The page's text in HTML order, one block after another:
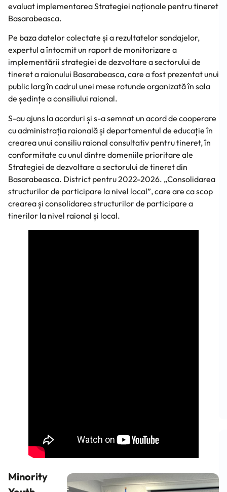
evaluat implementarea Strategiei naționale pentru tineret
Basarabeasca.
Pe baza datelor colectate și a rezultatelor sondajelor,
expertul a întocmit un raport de monitorizare a
implementării strategiei de dezvoltare a sectorului de
tineret a raionului Basarabeasca, care a fost prezentat unui
public larg în cadrul unei mese rotunde organizată în sala
de ședințe a consiliului raional.
S-au ajuns la acorduri și s-a semnat un acord de cooperare
cu administrația raională și departamentul de educație în
crearea unui consiliu raional consultativ pentru tineret, în
conformitate cu unul dintre domeniile prioritare ale
Strategiei de dezvoltare a sectorului de tineret din
Basarabeasca. District pentru 2022-2026. „Consolidarea
structurilor de participare la nivel local”, care are ca scop
crearea și consolidarea structurilor de participare a
tinerilor la nivel raional și local.
Minority